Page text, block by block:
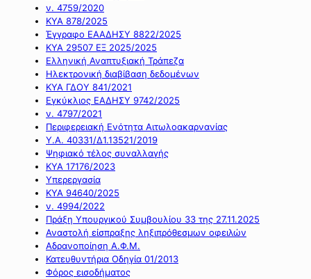
ν. 4759/2020
ΚΥΑ 878/2025
Έγγραφο ΕΑΑΔΗΣΥ 8822/2025
ΚΥΑ 29507 ΕΞ 2025/2025
Ελληνική Αναπτυξιακή Τράπεζα
Ηλεκτρονική διαβίβαση δεδομένων
ΚΥΑ ΓΔΟΥ 841/2021
Εγκύκλιος ΕΑΔΗΣΥ 9742/2025
ν. 4797/2021
Περιφερειακή Ενότητα Αιτωλοακαρνανίας
Υ.Α. 40331/Δ1.13521/2019
Ψηφιακό τέλος συναλλαγής
ΚΥΑ 17176/2023
Υπερεργασία
ΚΥΑ 94640/2025
ν. 4994/2022
Πράξη Υπουργικού Συμβουλίου 33 της 27.11.2025
Αναστολή είσπραξης ληξιπρόθεσμων οφειλών
Αδρανοποίηση Α.Φ.Μ.
Κατευθυντήρια Οδηγία 01/2013
Φόρος εισοδήματος